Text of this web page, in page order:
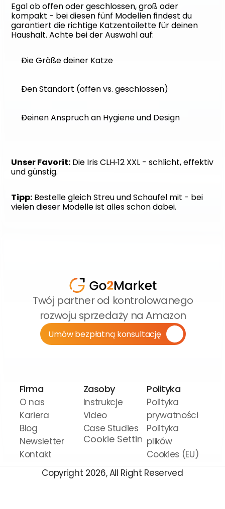
Egal ob offen oder geschlossen, groß oder
kompakt - bei diesen fünf Modellen findest du
garantiert die richtige Katzentoilette für deinen
Haushalt. Achte bei der Auswahl auf:
Die Größe deiner Katze
Den Standort (offen vs. geschlossen)
Deinen Anspruch an Hygiene und Design
Unser Favorit: Die Iris CLH‑12 XXL - schlicht, effektiv
und günstig.
Tipp: Bestelle gleich Streu und Schaufel mit - bei
vielen dieser Modelle ist alles schon dabei.
Twój partner od kontrolowanego
rozwoju sprzedaży na Amazon
Umów bezpłatną konsultację
Firma
O nas
Kariera
Blog
Newsletter
Kontakt
Zasoby
Instrukcje
Video
Case Studies
Cookie Settings
Polityka
Polityka
prywatności
Polityka
plików
Cookies (EU)
Copyright 2026, All Right Reserved